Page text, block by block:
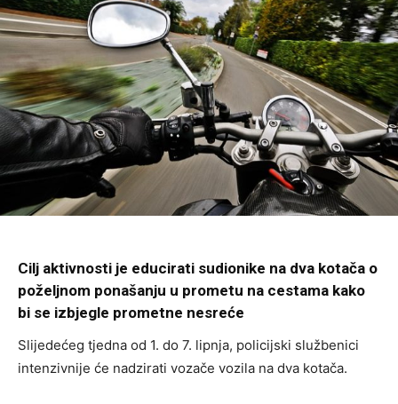
Cilj aktivnosti je educirati sudionike na dva kotača o
poželjnom ponašanju u prometu na cestama kako
bi se izbjegle prometne nesreće
Slijedećeg tjedna od 1. do 7. lipnja, policijski službenici
intenzivnije će nadzirati vozače vozila na dva kotača.